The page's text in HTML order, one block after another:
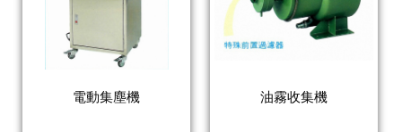
電動集塵機 油霧收集機